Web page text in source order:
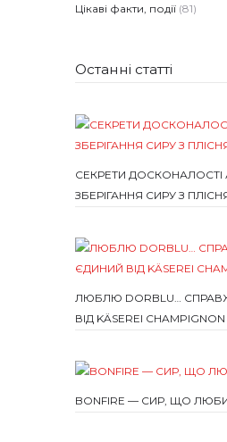
Цікаві факти, події (81)
Останні статті
СЕКРЕТИ
ЗБЕРІГАННЯ СИРУ З
ЛЮБЛЮ DORBLU…
ВІД KÄSEREI CHAMPIGNON
BONFIRE — СИР, ЩО